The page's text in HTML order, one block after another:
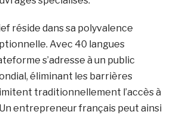
réside dans sa polyvalence
Avec 40 langues
s’adresse à un public
éliminant les barrières
traditionnellement l’accès à
entrepreneur français peut ainsi